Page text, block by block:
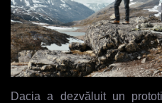
Dacia a dezvăluit un